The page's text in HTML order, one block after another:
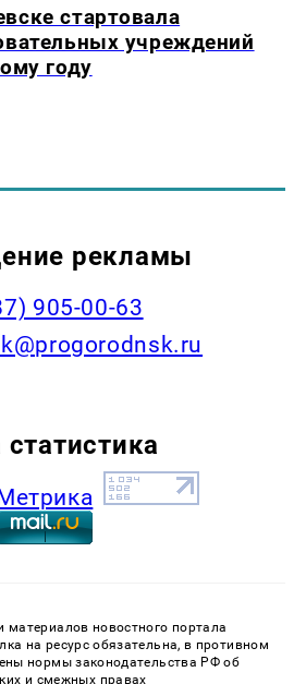
стартовала
учреждений
году
рекламы
905-00-63
материалов новостного портала
на ресурс обязательна, в противном
нормы законодательства РФ об
и смежных правах